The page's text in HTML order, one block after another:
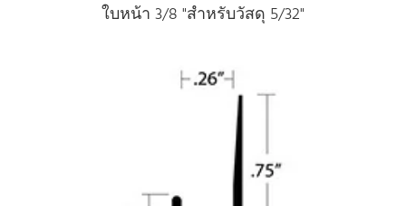
ใบหน้า 3/8 "สําหรับวัสดุ 5/32"